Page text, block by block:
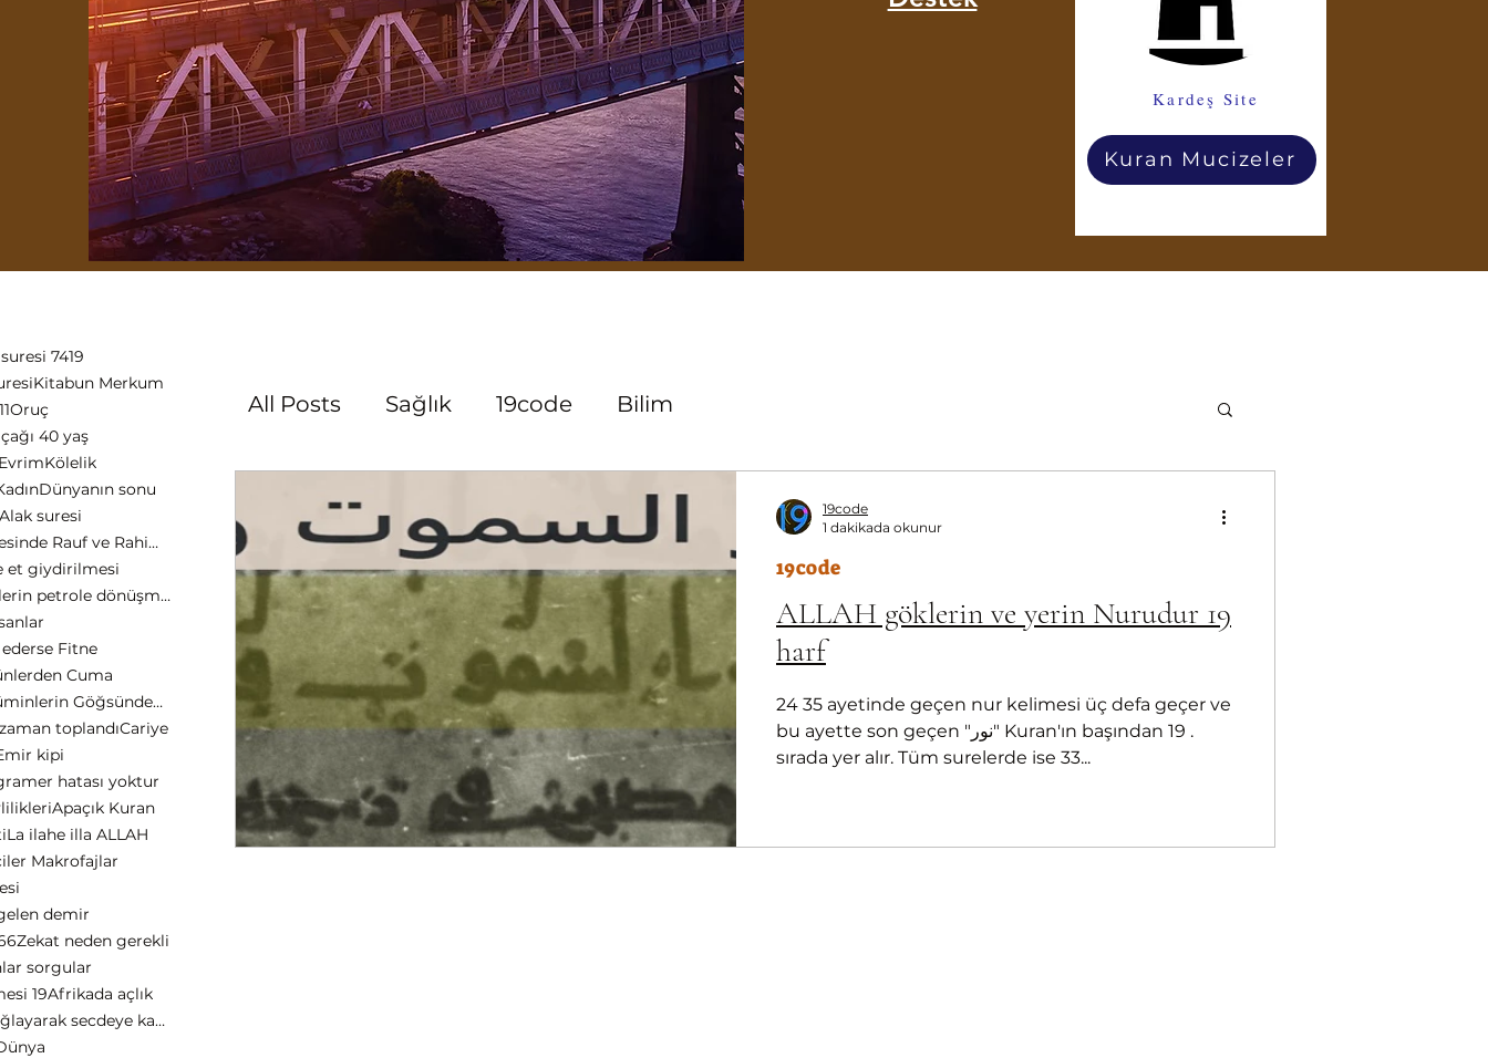
Kardeş Site
Kuran Mucizeler
7419
Kitabun Merkum
Oruç
40 yaş
Kölelik
Dünyanın sonu
suresi
Tevbe suresinde Rauf ve Rahim Allah
et giydirilmesi
Yeşil bitkilerin petrole dönüşmesi
Fitne
Cuma
Kur'an Müminlerin Göğsündedir
toplandıCariye
kipi
hatası yoktur
Apaçık Kuran
La ilahe illa ALLAH
Makrofajlar
demir
Zekat neden gerekli
sorgular
19Afrikada açlık
Bukiyye ağlayarak secdeye kapanma
All Posts Sağlık 19code Bilim
ALLAH göklerin ve yerin Nurudur 19
harf
24 35 ayetinde geçen nur kelimesi üç defa geçer ve
bu ayette son geçen "نور" Kuran'ın başından 19 .
sırada yer alır. Tüm surelerde ise 33...
19code
19code
1 dakikada okunur